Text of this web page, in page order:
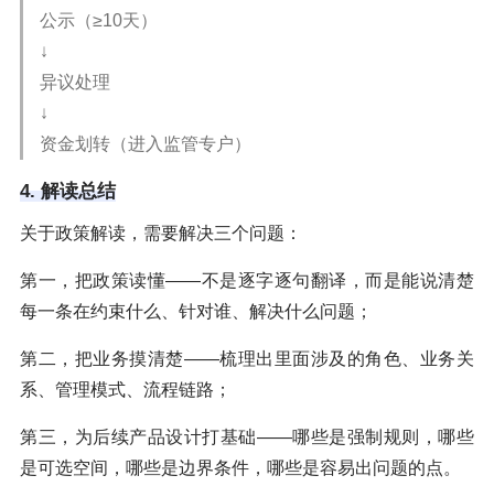
公示（≥10天）
↓
异议处理
↓
资金划转（进入监管专户）
4. 解读总结
关于政策解读，需要解决三个问题：
第一，把政策读懂——不是逐字逐句翻译，而是能说清楚
每一条在约束什么、针对谁、解决什么问题；
第二，把业务摸清楚——梳理出里面涉及的角色、业务关
系、管理模式、流程链路；
第三，为后续产品设计打基础——哪些是强制规则，哪些
是可选空间，哪些是边界条件，哪些是容易出问题的点。